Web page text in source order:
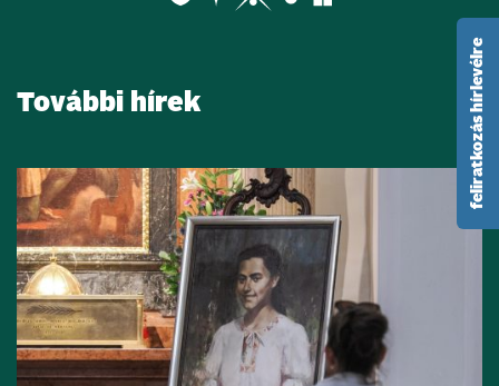
További hírek feliratkozás hírlevélre